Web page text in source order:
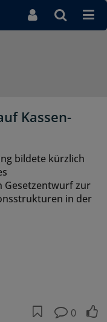
Kassen-
bildete kürzlich
Gesetzentwurf zur
in der
0